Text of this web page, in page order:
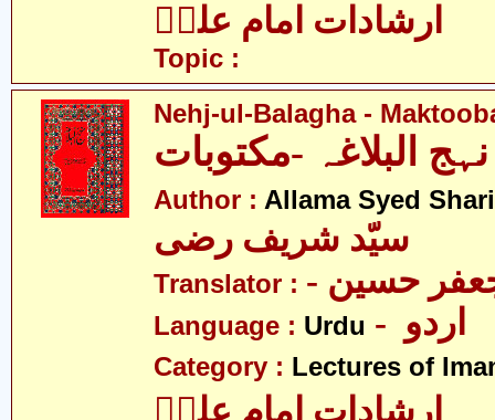
ارشادات امام علیؑ
Topic :
Nehj-ul-Balagha -
نہج البلاغہ -مکتوبات
Author : Allama Syed
سیّد شریف رضی
Translator : حسین
Language : Urdu
Category : Lectures of
ارشادات امام علیؑ